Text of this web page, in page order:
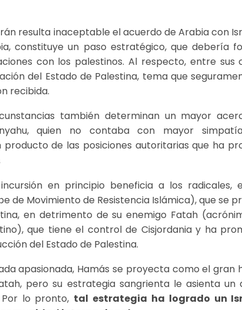
resulta inaceptable el acuerdo de Arabia con
constituye un paso estratégico, que debería
con los palestinos. Al respecto, entre sus
del Estado de Palestina, tema que
recibida.
también determinan un mayor
quien no contaba con mayor
de las posiciones autoritarias que ha
en principio beneficia a los radicales,
de Movimiento de Resistencia Islámica), que se
en detrimento de su enemigo Fatah
que tiene el control de Cisjordania y ha
del Estado de Palestina.
apasionada, Hamás se proyecta como el
pero su estrategia sangrienta le asienta
lo pronto, tal estrategia ha logrado un